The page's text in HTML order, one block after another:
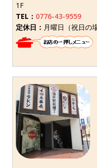
1F
TEL： 0776-43-9559
定休日： 月曜日（祝日の